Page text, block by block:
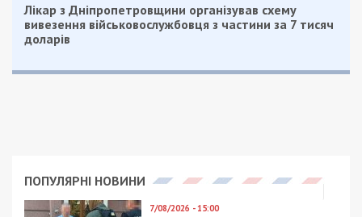
Лікар з Дніпропетровщини організував схему
вивезення військовослужбовця з частини за 7 тисяч
доларів
ПОПУЛЯРНІ НОВИНИ
7/08/2026 - 15:00